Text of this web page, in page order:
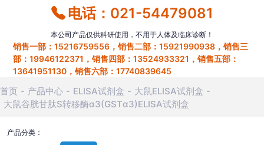
电话：021-54479081
本公司产品仅供科研使用，不用于人体及临床诊断！
销售一部：15216759556，销售二部：15921990938，销售三
部：19946122371，销售四部：13524933321，销售五部：
13641951130，销售六部：17740839645
首页 产品中心 ELISA试剂盒
大鼠ELISA试剂盒
大鼠谷胱甘肽S转移酶α3(GSTα3)ELISA试剂盒
产品分类：